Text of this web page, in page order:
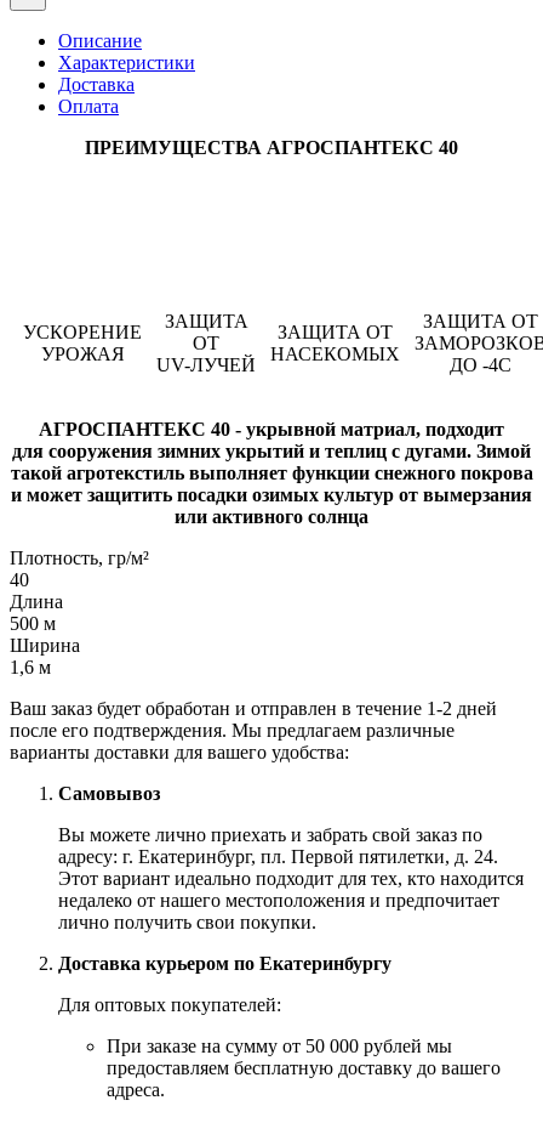
Описание
Характеристики
Доставка
Оплата
ПРЕИМУЩЕСТВА АГРОСПАНТЕКС 40
УСКОРЕНИЕ
УРОЖАЯ
ЗАЩИТА
ОТ
UV-ЛУЧЕЙ
ЗАЩИТА ОТ
НАСЕКОМЫХ
ЗАЩИТА ОТ
ДО -4C
АГРОСПАНТЕКС 40 - укрывной матриал, подходит
для сооружения зимних укрытий и теплиц с дугами. Зимой
такой агротекстиль выполняет функции снежного покрова
и может защитить посадки озимых культур от вымерзания
или активного солнца
Плотность, гр/м²
40
Длина
500 м
Ширина
1,6 м
Ваш заказ будет обработан и отправлен в течение 1-2 дней
после его подтверждения. Мы предлагаем различные
варианты доставки для вашего удобства:
Самовывоз
Вы можете лично приехать и забрать свой заказ по
адресу: г. Екатеринбург, пл. Первой пятилетки, д. 24.
Этот вариант идеально подходит для тех, кто находится
недалеко от нашего местоположения и предпочитает
лично получить свои покупки.
Доставка курьером по Екатеринбургу
Для оптовых покупателей:
При заказе на сумму от 50 000 рублей мы
предоставляем бесплатную доставку до вашего
адреса.